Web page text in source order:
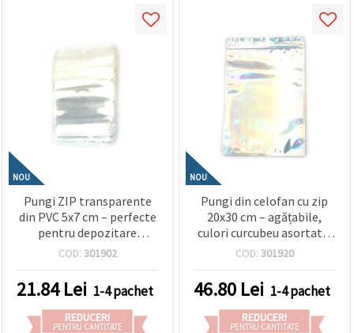
NOU
Pungi ZIP transparente
din PVC 5x7 cm – perfecte
pentru depozitare
ordonată și expunere, set
COD: 301902
21.84Lei 1-4 pachet
REDUCERI
PENTRU CANTITATE
NOU
Pungi din celofan cu zip
20x30 cm – agățabile,
culori curcubeu asortate,
spate din folie de
COD: 301920
46.80 Lei 1-4 pachet
REDUCERI
PENTRU CANTITATE